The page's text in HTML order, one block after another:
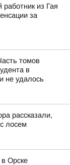
из Гая
за
томов
в
не удалось
рассказали,
лосем
в Орске